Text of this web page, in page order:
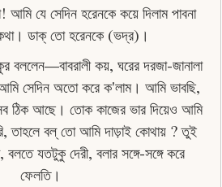
যে সেদিন হরেনকে কয়ে দিলাম পাবনা
ডাক্ তাে হরেনকে (ভদ্র)।
বললেন—বাবরালী কয়, ঘরের দরজা-জানালা
সেদিন অতাে করে ক'লাম। আমি ভাবছি,
ঠিক আছে। তােক কাজের ভার দিয়েও আমি
তাহলে বল্ তাে আমি দাড়াই কোথায় ? তুই
যতটুকু দেরী, বলার সঙ্গে-সঙ্গে করে
ফেলতি।